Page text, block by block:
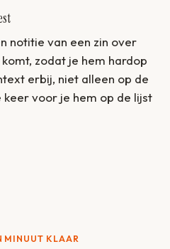
notitie van een zin over
zodat je hem hardop
erbij, niet alleen op de
keer voor je hem op de lijst
MINUUT KLAAR